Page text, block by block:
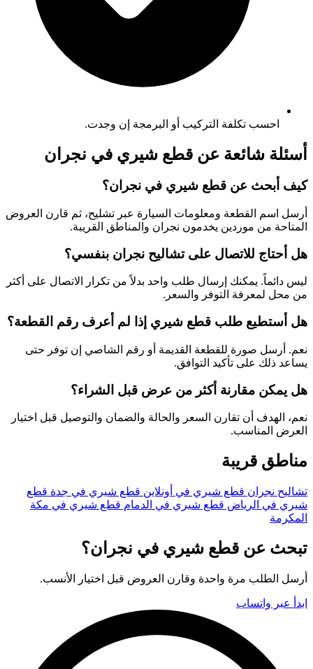
احسب تكلفة التركيب أو البرمجة إن وجدت.
أسئلة شائعة عن قطع شيري في نجران
كيف أبحث عن قطع شيري في نجران؟
أرسل اسم القطعة ومعلومات السيارة عبر تشليح، ثم قارن العروض
المتاحة من موردين يخدمون نجران والمناطق القريبة.
هل أحتاج للاتصال على تشاليح نجران بنفسي؟
ليس دائماً. يمكنك إرسال طلب واحد بدلاً من تكرار الاتصال على أكثر
من محل لمعرفة التوفر والسعر.
هل أستطيع طلب قطع شيري إذا لم أعرف رقم القطعة؟
نعم. أرسل صورة للقطعة القديمة أو رقم الشاصي إن توفر حتى
يساعد ذلك على تأكيد التوافق.
هل يمكن مقارنة أكثر من عرض قبل الشراء؟
نعم، الهدف أن تقارن السعر والحالة والضمان والتوصيل قبل اختيار
العرض المناسب.
مناطق قريبة
تشاليح نجران قطع شيري في أونلاين قطع شيري في جدة قطع
شيري في الرياض قطع شيري في الدمام قطع شيري في مكة
المكرمة
تبحث عن قطع شيري في نجران؟
أرسل الطلب مرة واحدة وقارن العروض قبل اختيار الأنسب.
ابدأ عبر واتساب